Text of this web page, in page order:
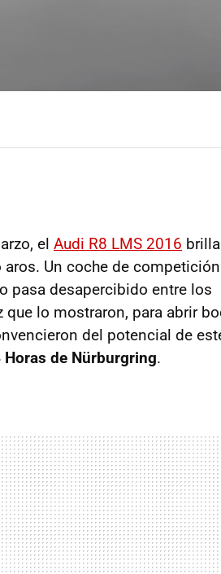
el Audi R8 LMS 2016
Un coche de competición
pasa desapercibido entre los
lo mostraron, para abrir
del potencial de
Horas de Nürburgring.